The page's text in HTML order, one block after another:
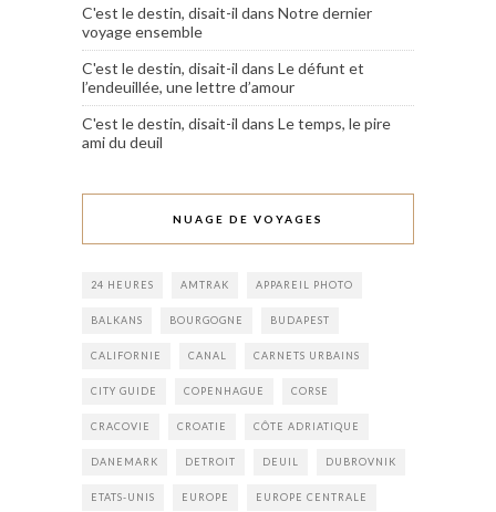
C'est le destin, disait-il dans Notre dernier
voyage ensemble
C'est le destin, disait-il dans Le défunt et
l’endeuillée, une lettre d’amour
C'est le destin, disait-il dans Le temps, le pire
ami du deuil
NUAGE DE VOYAGES
24 HEURES AMTRAK APPAREIL PHOTO
BALKANS BOURGOGNE BUDAPEST
CALIFORNIE CANAL CARNETS URBAINS
CITY GUIDE COPENHAGUE CORSE
CRACOVIE CROATIE CÔTE ADRIATIQUE
DANEMARK DETROIT DEUIL DUBROVNIK
ETATS-UNIS EUROPE EUROPE CENTRALE